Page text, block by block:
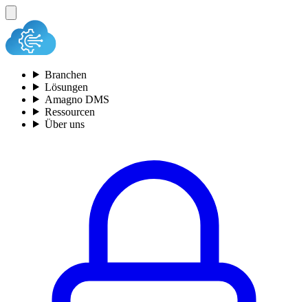
Branchen
Lösungen
Amagno DMS
Ressourcen
Über uns